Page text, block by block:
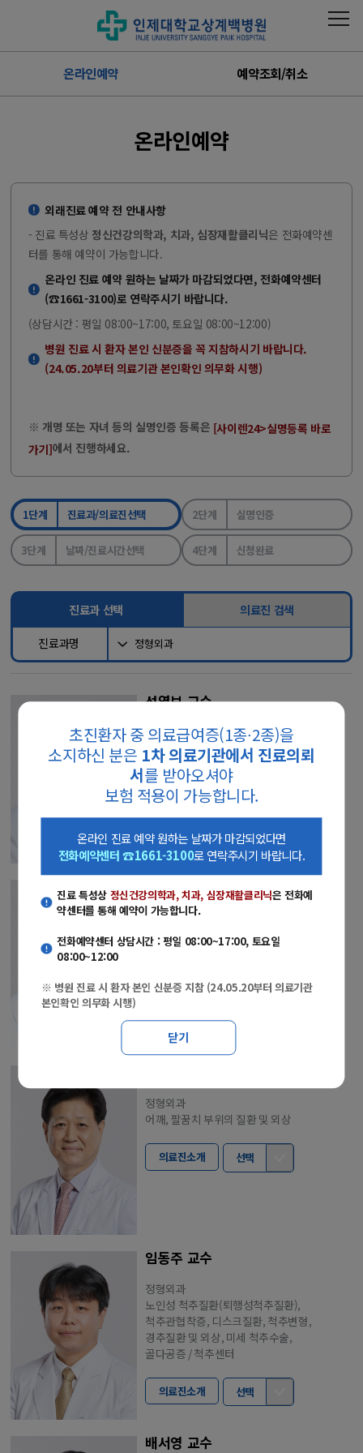
온라인예약 예약조회/취소
초진환자 중 의료급여증(1종∙2종)을
소지하신 분은 1차 의료기관에서 진료의뢰
서를 받아오셔야
보험 적용이 가능합니다.
온라인 진료 예약 원하는 날짜가 마감되었다면
전화예약센터 ☎1661-3100로 연락주시기 바랍니다.
진료 특성상 정신건강의학과, 치과, 심장재활클리닉은 전화예
약센터를 통해 예약이 가능합니다.
전화예약센터 상담시간 : 평일 08:00~17:00, 토요일
08:00~12:00
※ 병원 진료 시 환자 본인 신분증 지참 (24.05.20부터 의료기관
본인확인 의무화 시행)
닫기
온라인예약
외래진료 예약 전 안내사항
- 진료 특성상 정신건강의학과, 치과, 심장재활클리닉은 전화예약센
터를 통해 예약이 가능합니다.
온라인 진료 예약 원하는 날짜가 마감되었다면, 전화예약센터
(☎1661-3100)로 연락주시기 바랍니다.
(상담시간 : 평일 08:00~17:00, 토요일 08:00~12:00)
병원 진료 시 환자 본인 신분증을 꼭 지참하시기 바랍니다.
(24.05.20부터 의료기관 본인확인 의무화 시행)
※ 개명 또는 자녀 등의 실명인증 등록은 [사이렌24>실명등록 바로
가기]에서 진행하세요.
1단계 진료과/의료진선택 2단계 실명인증
3단계 날짜/진료시간선택 4단계 신청완료
진료과 선택 의료진 검색
진료과명
성열보 교수
정형외과
고관절(엉덩이관절), 골반, 골다공증
의료진소개 선택
정형진 교수
정형외과
발목 및 발의 변형, 관절염, 외상,
스포츠손상, 당뇨발 및 말초혈관 질환 /
정형외과
어깨, 팔꿈치 부위의 질환 및 외상
의료진소개 선택
임동주 교수
정형외과
노인성 척추질환(퇴행성척추질환),
척추관협착증, 디스크질환, 척추변형,
경추질환 및 외상, 미세 척추수술,
골다공증 / 척추센터
의료진소개 선택
배서영 교수